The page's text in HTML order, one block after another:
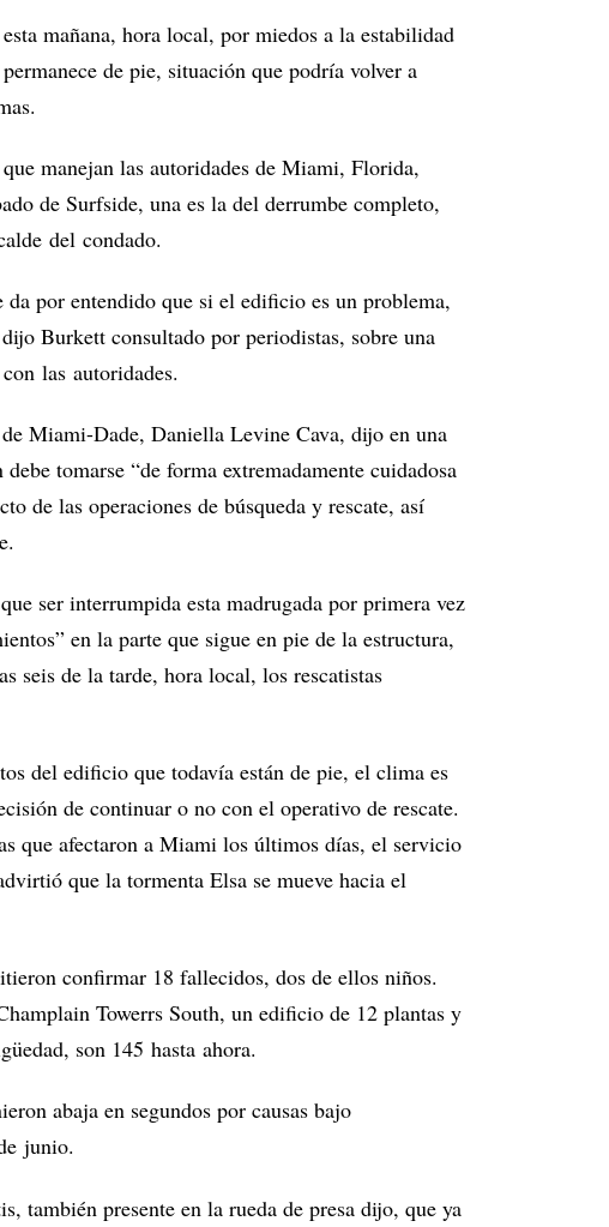
mañana, hora local, por miedos a la estabilidad
de pie, situación que podría volver a
manejan las autoridades de Miami, Florida,
de Surfside, una es la del derrumbe completo,
del condado.
por entendido que si el edificio es un problema,
Burkett consultado por periodistas, sobre una
las autoridades.
Miami-Dade, Daniella Levine Cava, dijo en una
tomarse “de forma extremadamente cuidadosa
de las operaciones de búsqueda y rescate, así
ser interrumpida esta madrugada por primera vez
en la parte que sigue en pie de la estructura,
seis de la tarde, hora local, los rescatistas
del edificio que todavía están de pie, el clima es
de continuar o no con el operativo de rescate.
que afectaron a Miami los últimos días, el servicio
que la tormenta Elsa se mueve hacia el
confirmar 18 fallecidos, dos de ellos niños.
Towerrs South, un edificio de 12 plantas y
son 145 hasta ahora.
abaja en segundos por causas bajo
junio.
también presente en la rueda de presa dijo, que ya